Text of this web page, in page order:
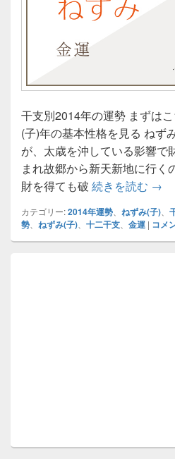
干支別2014年の運勢 まずは
(子)年の基本性格を見る ねず
が、太歳を沖している影響で
まれ故郷から新天新地に行く
財を得ても破 続きを読む ね
→
カテゴリー:2014年運勢 ねずみ(子)
勢
ねずみ(子) 十二干支 金運 | コメ
リ